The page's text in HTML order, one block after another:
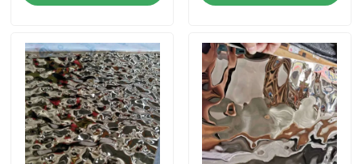
Huis
Producten
toepassingen
toepassingen